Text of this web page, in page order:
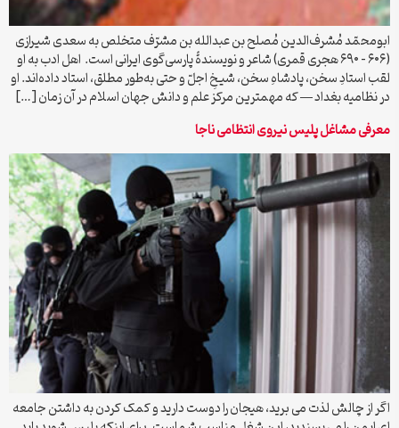
ابومحمّد مُشرف‌الدین مُصلح بن عبدالله بن مشرّف متخلص به سعدی شیرازی
(۶۰۶ – ۶۹۰ هجری قمری) شاعر و نویسندهٔ پارسی‌گوی ایرانی است. اهل ادب به او
لقب استادِ سخن، پادشاهِ سخن، شیخِ اجلّ و حتی به‌طور مطلق، استاد داده‌اند. او
در نظامیه بغداد — که مهمترین مرکز علم و دانش جهان اسلام در آن زمان […]
معرفی مشاغل پلیس نیروی انتظامی ناجا
اگر از چالش لذت می برید، هیجان را دوست دارید و کمک کردن به داشتن جامعه